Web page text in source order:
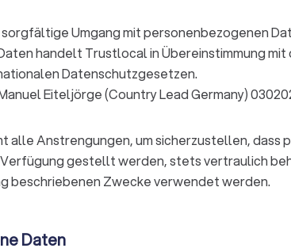
Umgang mit personenbezogenen
handelt Trustlocal in Übereinstimmung
Datenschutzgesetzen.
Eiteljörge (Country Lead Germany)
alle Anstrengungen, um sicherzustellen, dass
gestellt werden, stets vertraulich
beschriebenen Zwecke verwendet werden.
Daten